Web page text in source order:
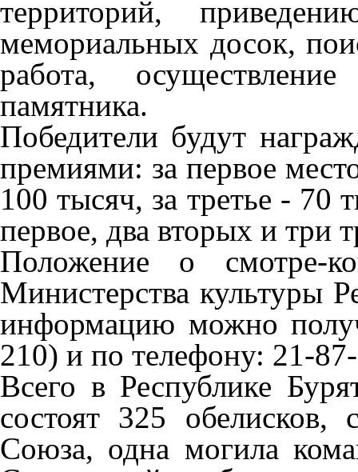
территорий,
мемориальных досок,
работа,
памятника.
Победители будут
премиями: за первое
100 тысяч, за третье - 70
первое, два вторых и три
Положение о смотре-
Министерства культуры
информацию можно
210) и по телефону: 21-
Всего в Республике
состоят 325 обелисков,
Союза, одна могила